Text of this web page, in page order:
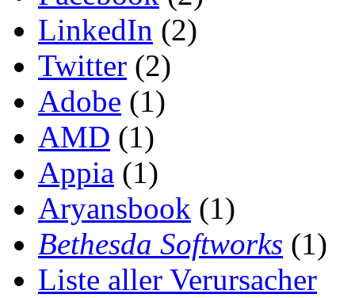
LinkedIn (2)
Twitter (2)
Adobe (1)
AMD (1)
Appia (1)
Aryansbook (1)
Bethesda Softworks (1)
Liste aller Verursacher